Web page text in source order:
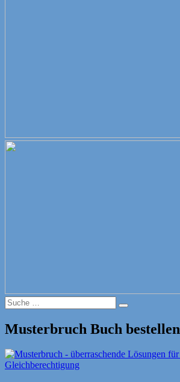
Suche
nach:
Suche
Musterbruch Buch bestellen